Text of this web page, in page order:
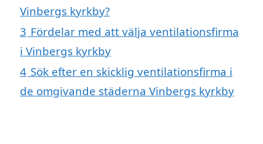
Vinbergs kyrkby?
3 Fördelar med att välja ventilationsfirma
i Vinbergs kyrkby
4 Sök efter en skicklig ventilationsfirma i
de omgivande städerna Vinbergs kyrkby